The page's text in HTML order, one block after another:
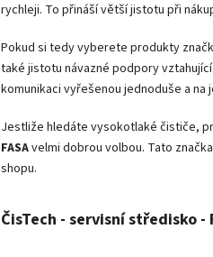
rychleji. To přináší větší jistotu při
Pokud si tedy vyberete produkty
také jistotu návazné podpory
komunikaci vyřešenou jednoduše a na
Jestliže hledáte vysokotlaké čističe,
FASAvelmi dobrou volbou. Tato
shopu.
ČisTech - servisní středisko -